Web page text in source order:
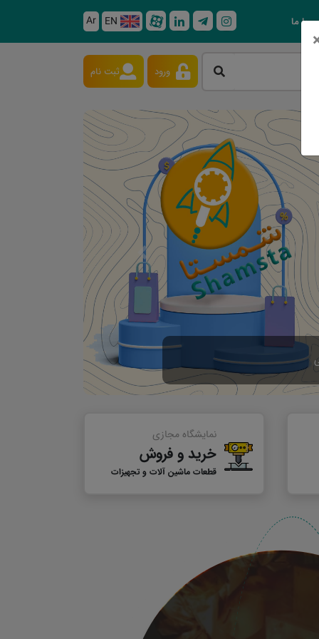
با ما EN
Ar
ورود ثبت نام
Next
نمایشگاه مجازی
خرید و فروش
قطعات ماشین آلات و تجهیزات